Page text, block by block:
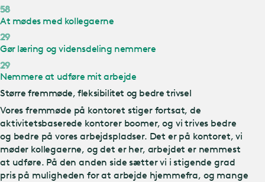
58
At mødes med kollegaerne
29
Gør læring og vidensdeling nemmere
29
Nemmere at udføre mit arbejde
Større fremmøde, fleksibilitet og bedre trivsel
Vores fremmøde på kontoret stiger fortsat, de
aktivitetsbaserede kontorer boomer, og vi trives bedre
og bedre på vores arbejdspladser. Det er på kontoret, vi
møder kollegaerne, og det er her, arbejdet er nemmest
at udføre. På den anden side sætter vi i stigende grad
pris på muligheden for at arbejde hjemmefra, og mange